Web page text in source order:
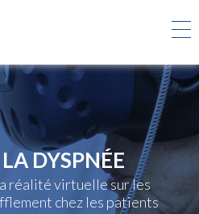
DYSPNÉE
réalité virtuelle sur les
chez les patients